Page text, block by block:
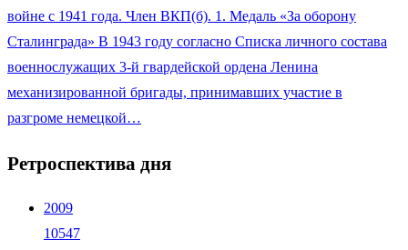
войне с 1941 года. Член ВКП(б). 1. Медаль «За оборону
Сталинграда» В 1943 году согласно Списка личного состава
военнослужащих 3-й гвардейской ордена Ленина
механизированной бригады, принимавших участие в
разгроме немецкой…
Ретроспектива дня
2009
10547